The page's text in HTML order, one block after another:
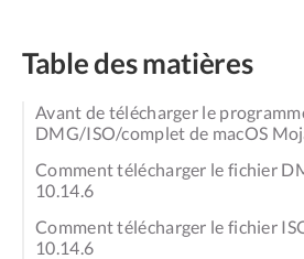
Table des matières
Avant de télécharger le
DMG/ISO/complet de macOS
Comment télécharger le fichier
10.14.6
Comment télécharger le fichier
10.14.6